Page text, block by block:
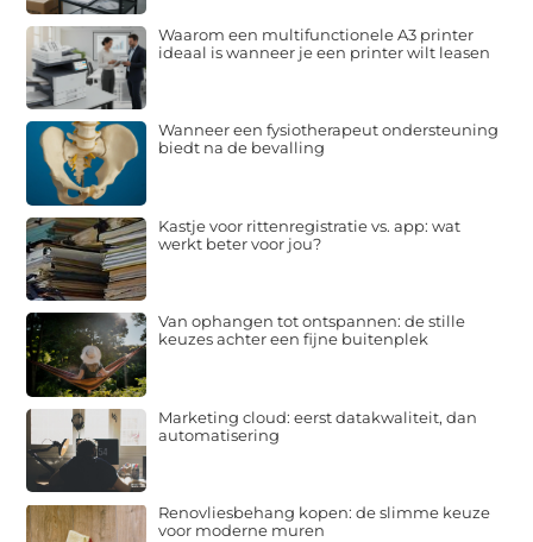
Waarom een multifunctionele A3 printer
ideaal is wanneer je een printer wilt leasen
Wanneer een fysiotherapeut ondersteuning
biedt na de bevalling
Kastje voor rittenregistratie vs. app: wat
werkt beter voor jou?
Van ophangen tot ontspannen: de stille
keuzes achter een fijne buitenplek
Marketing cloud: eerst datakwaliteit, dan
automatisering
Renovliesbehang kopen: de slimme keuze
voor moderne muren